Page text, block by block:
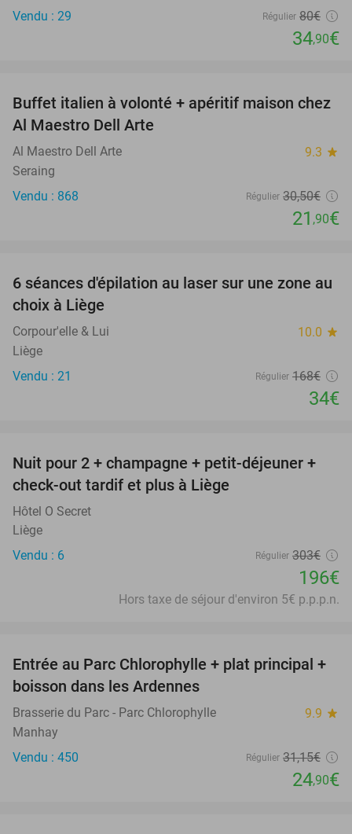
Vendu : 29
Régulier 80€
34,90€
28%
Buffet italien à volonté + apéritif maison chez
Al Maestro Dell Arte
Al Maestro Dell Arte 9.3 star
Seraing
Vendu : 868
Régulier 30,50€
21 ,90€
80%
6 séances d'épilation au laser sur une zone au
choix à Liège
Corpour'elle & Lui 10.0 star
Liège
Vendu : 21
Régulier 168€
34€
35%
Nuit pour 2 + champagne + petit-déjeuner +
check-out tardif et plus à Liège
Hôtel O Secret
Liège
Vendu : 6
Régulier 303€
196€
Hors taxe de séjour d'environ 5€ p.p.p.n.
20%
Entrée au Parc Chlorophylle + plat principal +
boisson dans les Ardennes
Brasserie du Parc - Parc Chlorophylle 9.9 star
Manhay
Vendu : 450
Régulier 31,15€
24,90€